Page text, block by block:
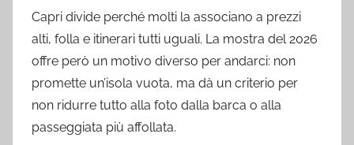
Capri divide perché molti la associano a prezzi
alti, folla e itinerari tutti uguali. La mostra del 2026
offre però un motivo diverso per andarci: non
promette un’isola vuota, ma dà un criterio per
non ridurre tutto alla foto dalla barca o alla
passeggiata più affollata.